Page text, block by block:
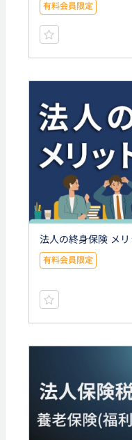
有料会員限定
法人の終身保険 メ
有料会員限定